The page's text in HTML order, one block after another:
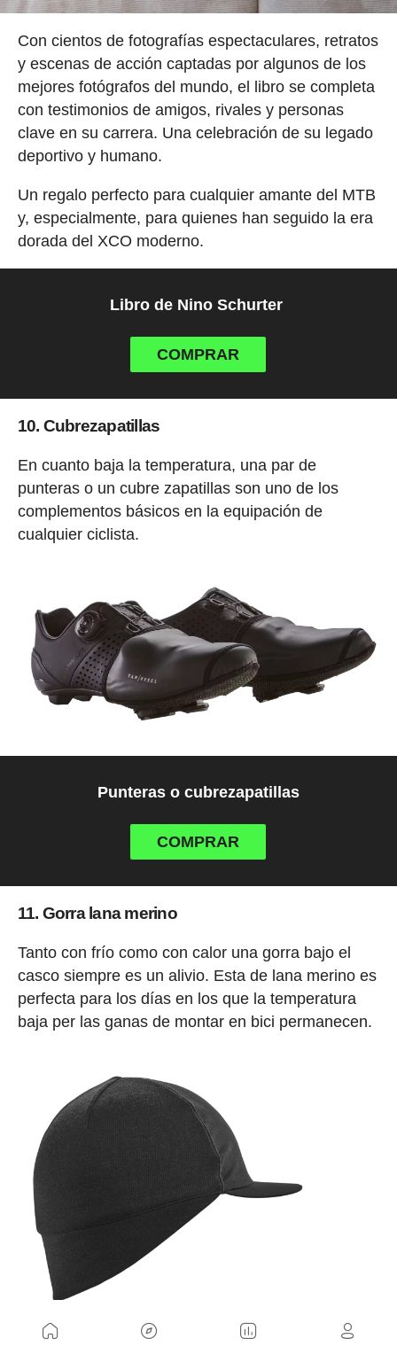
Con cientos de fotografías espectaculares, retratos
y escenas de acción captadas por algunos de los
mejores fotógrafos del mundo, el libro se completa
con testimonios de amigos, rivales y personas
clave en su carrera. Una celebración de su legado
deportivo y humano.
Un regalo perfecto para cualquier amante del MTB
y, especialmente, para quienes han seguido la era
dorada del XCO moderno.
Libro de Nino Schurter
COMPRAR
10. Cubrezapatillas
En cuanto baja la temperatura, una par de
punteras o un cubre zapatillas son uno de los
complementos básicos en la equipación de
cualquier ciclista.
Punteras o cubrezapatillas
COMPRAR
11. Gorra lana merino
Tanto con frío como con calor una gorra bajo el
casco siempre es un alivio. Esta de lana merino es
perfecta para los días en los que la temperatura
baja per las ganas de montar en bici permanecen.